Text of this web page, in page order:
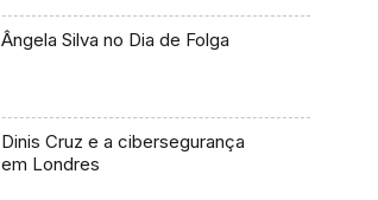
Ângela Silva no Dia de Folga
Dinis Cruz e a cibersegurança
em Londres